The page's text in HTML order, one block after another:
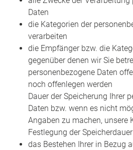
Daten
die Kategorien der
verarbeiten
die Empfänger bzw. die
gegenüber denen wir Sie
personenbezogene Daten
noch offenlegen werden
Dauer der Speicherung Ihrer
Daten bzw. wenn es nicht
Angaben zu machen, unsere
Festlegung der Speicherdauer
das Bestehen Ihrer in Bezug